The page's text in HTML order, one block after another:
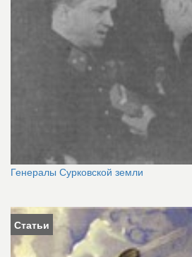
Генералы Сурковской земли
Статьи